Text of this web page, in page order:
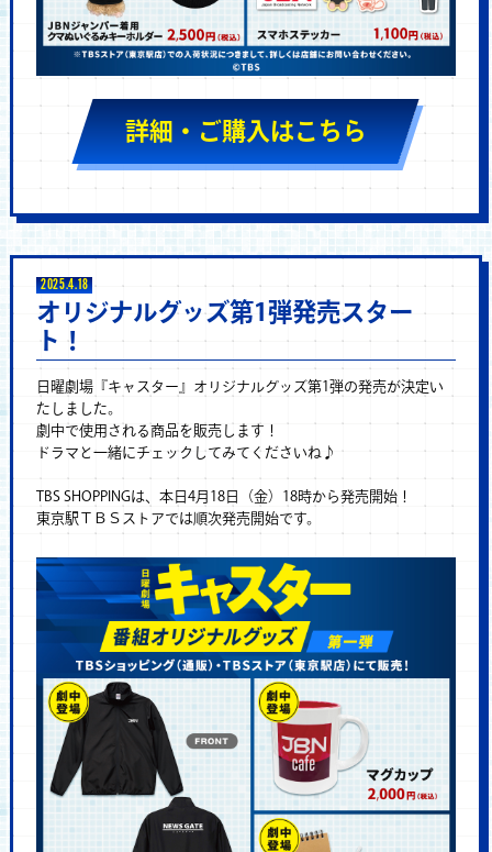
詳細・ご購入はこちら
2025.4.18
オリジナルグッズ第1弾発売スター
ト！
日曜劇場『キャスター』オリジナルグッズ第1弾の発売が決定い
たしました。
劇中で使用される商品を販売します！
ドラマと一緒にチェックしてみてくださいね♪
TBS SHOPPINGは、本日4月18日（金）18時から発売開始！
東京駅ＴＢＳストアでは順次発売開始です。